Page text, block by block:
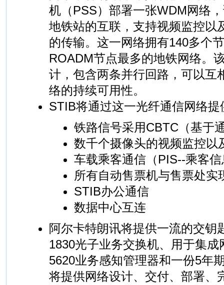
机（PSS）部署一张WDM网络
地铁站的互联，支持视频监控以
的传输。这一网络拥有140多个
ROADM节点最多的地铁网络。
计，包含两条并行回路，可以互
络的持续可用性。
STIB将通过这一光纤通信网络
铁路信号采用CBTC（基于
数千个摄像头的视频监控以
车载乘客通信（PIS--乘客
所有自动售票机与售票处实
STIB办公通信
数据中心互连
阿尔卡特朗讯将提供一流的交钥
1830光子业务交换机、用于集
5620业务感知管理器和一份5年
将提供网络设计、交付、部署、